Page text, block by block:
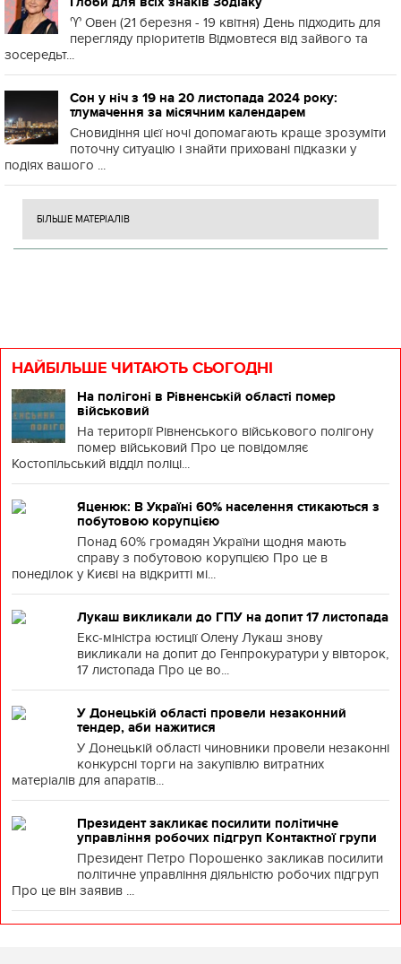
♈️ Овен (21 березня - 19 квітня) День підходить для
перегляду пріоритетів Відмовтеся від зайвого та
зосередьт...
Сон у ніч з 19 на 20 листопада 2024 року:
тлумачення за місячним календарем
Сновидіння цієї ночі допомагають краще зрозуміти
поточну ситуацію і знайти приховані підказки у
подіях вашого ...
БІЛЬШЕ МАТЕРІАЛІВ
НАЙБІЛЬШЕ ЧИТАЮТЬ СЬОГОДНІ
На полігоні в Рівненській області помер
військовий
На території Рівненського військового полігону
помер військовий Про це повідомляє
Костопільський відділ поліці...
Яценюк: В Україні 60% населення стикаються з
побутовою корупцією
Понад 60% громадян України щодня мають
справу з побутовою корупцією Про це в
понеділок у Києві на відкритті мі...
Лукаш викликали до ГПУ на допит 17 листопада
Екс-міністра юстиції Олену Лукаш знову
викликали на допит до Генпрокуратури у вівторок,
17 листопада Про це во...
У Донецькій області провели незаконний
тендер, аби нажитися
У Донецькій області чиновники провели незаконні
конкурсні торги на закупівлю витратних
матеріалів для апаратів...
Президент закликає посилити політичне
управління робочих підгруп Контактної групи
Президент Петро Порошенко закликав посилити
політичне управління діяльністю робочих підгруп
Про це він заявив ...